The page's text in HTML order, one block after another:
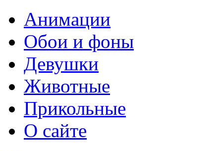
Анимации
Обои и фоны
Девушки
Животные
Прикольные
О сайте